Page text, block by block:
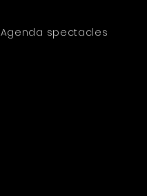
Agenda spectacles